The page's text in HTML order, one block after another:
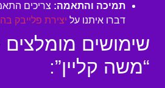
תמיכה והתאמה: צריכים
דברו איתנו על יצירת פלייבק
שימושים מומלצים
“משה קליין”: